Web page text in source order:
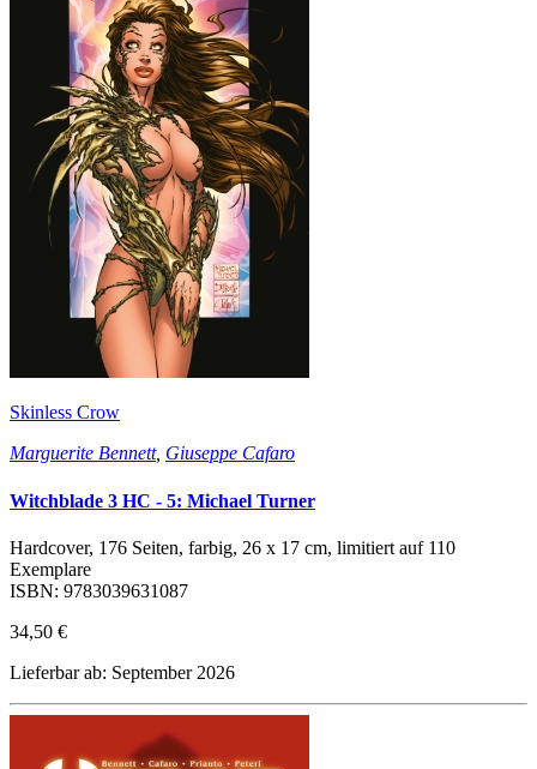
Skinless Crow
Marguerite Bennett, Giuseppe Cafaro
Witchblade 3 HC - 5: Michael Turner
Hardcover, 176 Seiten, farbig, 26 x 17 cm, limitiert auf 110
Exemplare
ISBN: 9783039631087
34,50 €
Lieferbar ab: September 2026